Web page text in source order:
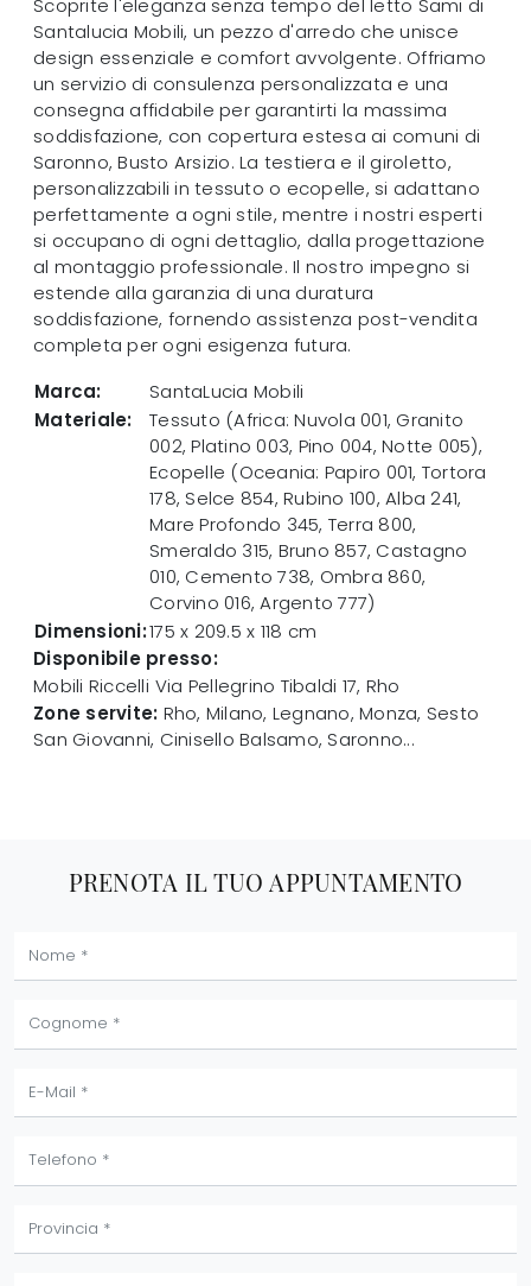
Santalucia Mobili, un pezzo d'arredo che unisce
design essenziale e comfort avvolgente. Offriamo
un servizio di consulenza personalizzata e una
consegna affidabile per garantirti la massima
soddisfazione, con copertura estesa ai comuni di
Saronno, Busto Arsizio. La testiera e il giroletto,
personalizzabili in tessuto o ecopelle, si adattano
perfettamente a ogni stile, mentre i nostri esperti
si occupano di ogni dettaglio, dalla progettazione
al montaggio professionale. Il nostro impegno si
estende alla garanzia di una duratura
soddisfazione, fornendo assistenza post-vendita
completa per ogni esigenza futura.
Marca:
SantaLucia Mobili
Materiale:
Tessuto (Africa: Nuvola 001, Granito
002, Platino 003, Pino 004, Notte 005),
Ecopelle (Oceania: Papiro 001, Tortora
178, Selce 854, Rubino 100, Alba 241,
Mare Profondo 345, Terra 800,
Smeraldo 315, Bruno 857, Castagno
010, Cemento 738, Ombra 860,
Corvino 016, Argento 777)
Dimensioni:175 x 209.5 x 118 cm
Disponibile presso:
Mobili Riccelli Via Pellegrino Tibaldi 17, Rho
Zone servite: Rho, Milano, Legnano, Monza, Sesto
San Giovanni, Cinisello Balsamo, Saronno...
PRENOTA IL TUO APPUNTAMENTO